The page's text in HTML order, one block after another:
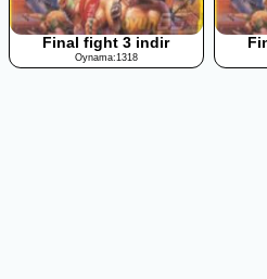
Final fight 3 indir
Oynama:1318